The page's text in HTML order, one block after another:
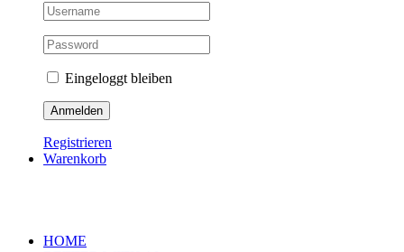
Eingeloggt bleiben
Registrieren
Warenkorb
HOME